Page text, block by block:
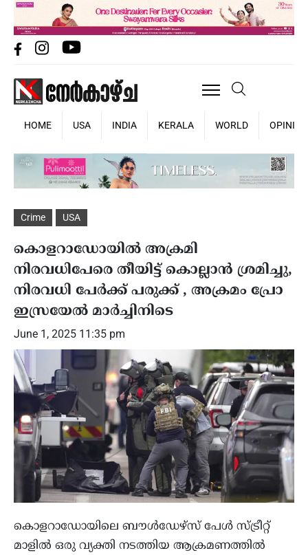
HOME USA INDIA KERALA WORLD OPINION
Crime USA
കൊളറാഡോയിൽ അക്രമി
നിരവധിപേരെ തീയിട്ട് കൊല്ലാൻ ശ്രമിച്ചു,
നിരവധി പേർക്ക് പരുക്ക് , അക്രമം പ്രോ
ഇസ്രയേൽ മാർച്ചിനിടെ
June 1, 2025 11:35 pm
കൊളറാഡോയിലെ ബൗൾഡേഴ്‌സ് പേൾ സ്ട്രീറ്റ്
മാളിൽ ഒരു വ്യക്തി നടത്തിയ ആക്രമണത്തിൽ